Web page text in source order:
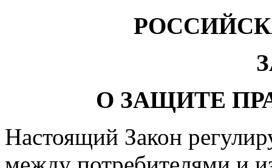
О ЗАЩИТЕ
Настоящий Закон